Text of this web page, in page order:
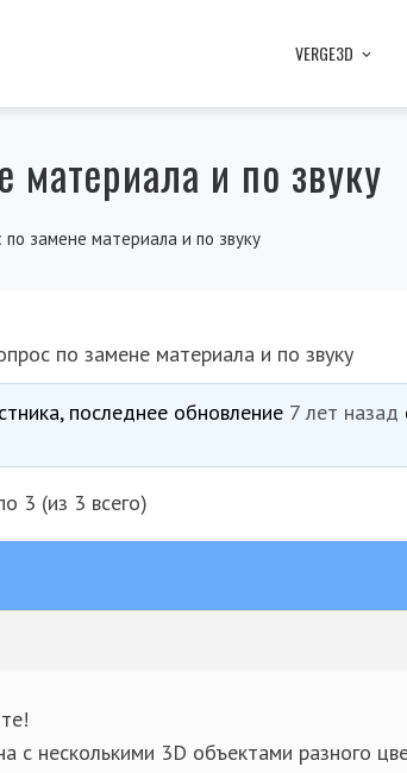
VERGE3D
материала и по звуку
по замене материала и по звуку
по замене материала и по звуку
последнее обновление 7 лет назад
3 (из 3 всего)
с несколькими 3D объектами разного